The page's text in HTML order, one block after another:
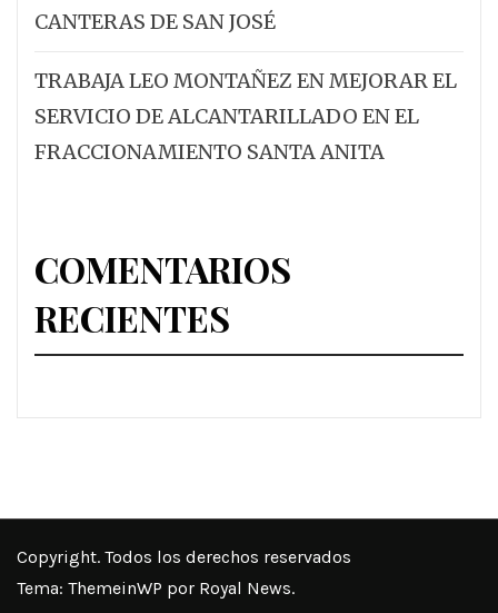
CANTERAS DE SAN JOSÉ
TRABAJA LEO MONTAÑEZ EN MEJORAR EL
SERVICIO DE ALCANTARILLADO EN EL
FRACCIONAMIENTO SANTA ANITA
COMENTARIOS
RECIENTES
Copyright. Todos los derechos reservados
Tema: ThemeinWP por Royal News.